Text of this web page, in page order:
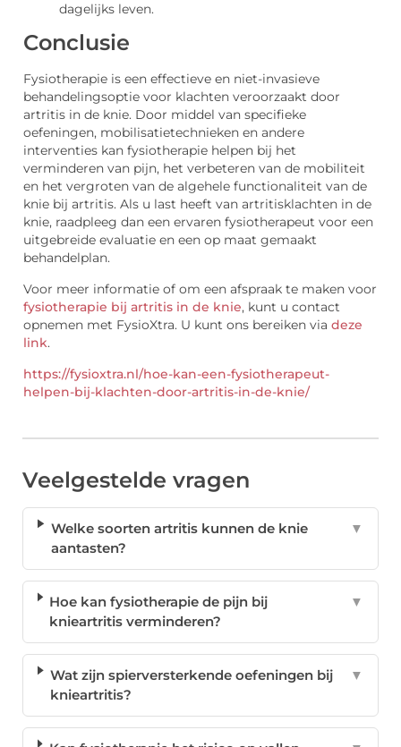
dagelijks leven.
Conclusie
Fysiotherapie is een effectieve en niet-invasieve
behandelingsoptie voor klachten veroorzaakt door
artritis in de knie. Door middel van specifieke
oefeningen, mobilisatietechnieken en andere
interventies kan fysiotherapie helpen bij het
verminderen van pijn, het verbeteren van de mobiliteit
en het vergroten van de algehele functionaliteit van de
knie bij artritis. Als u last heeft van artritisklachten in de
knie, raadpleeg dan een ervaren fysiotherapeut voor een
uitgebreide evaluatie en een op maat gemaakt
behandelplan.
Voor meer informatie of om een afspraak te maken voor
fysiotherapie bij artritis in de knie, kunt u contact
opnemen met FysioXtra. U kunt ons bereiken via deze
link.
https://fysioxtra.nl/hoe-kan-een-fysiotherapeut-
helpen-bij-klachten-door-artritis-in-de-knie/
Veelgestelde vragen
Welke soorten artritis kunnen de knie
aantasten?
▼
Hoe kan fysiotherapie de pijn bij
knieartritis verminderen?
▼
Wat zijn spierversterkende oefeningen bij
knieartritis?
▼